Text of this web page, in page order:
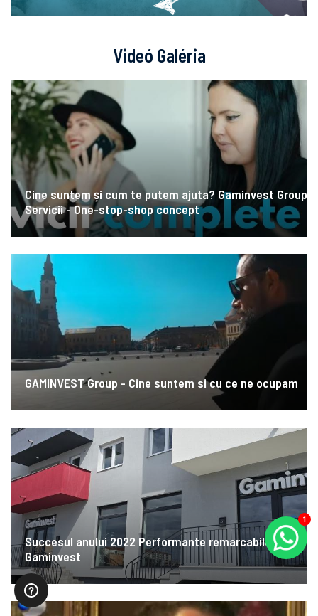
1
Videó Galéria
Cine suntem și cum te putem ajuta? Gaminvest Group
Servicii - One-stop-shop concept
GAMINVEST Group - Cine suntem si cu ce ne ocupam
Succesul anului 2022 Performante remarcabile
Gaminvest